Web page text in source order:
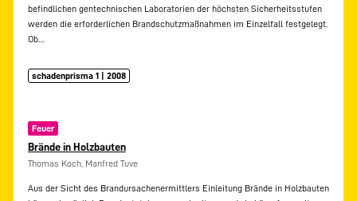
befindlichen gentechnischen Laboratorien der höchsten Sicherheitsstufen
werden die erforderlichen Brandschutzmaßnahmen im Einzelfall festgelegt.
Ob…
schadenprisma 1 | 2008
Feuer
Brände in Holzbauten
Thomas Koch, Manfred Tuve
Aus der Sicht des Brandursachenermittlers Einleitung Brände in Holzbauten